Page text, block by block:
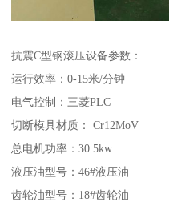
抗震C型钢滚压设备参数：
运行效率：0-15米/分钟
电气控制：三菱PLC
切断模具材质： Cr12MoV
总电机功率：30.5kw
液压油型号：46#液压油
齿轮油型号：18#齿轮油